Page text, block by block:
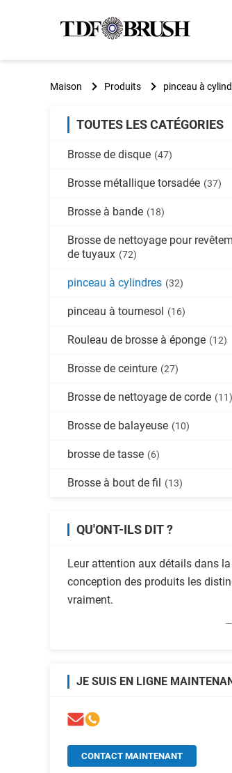
Maison Produits pinceau à
TOUTES LES CATÉGORIES
Brosse de disque (47)
Brosse métallique torsadée (37)
Brosse à bande (18)
Brosse de nettoyage pour
de tuyaux (72)
pinceau à cylindres (32)
pinceau à tournesol (16)
Rouleau de brosse à éponge (12)
Brosse de ceinture (27)
Brosse de nettoyage de corde (11)
Brosse de balayeuse (10)
brosse de tasse (6)
Brosse à bout de fil (13)
QU'ONT-ILS DIT ?
Leur attention aux détails dans la
conception des produits les
vraiment.
JE SUIS EN LIGNE
CONTACT MAINTENANT